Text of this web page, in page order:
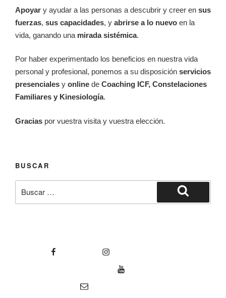
Apoyar y ayudar a las personas a descubrir y creer en sus
fuerzas, sus capacidades, y abrirse a lo nuevo en la
vida, ganando una mirada sistémica.
Por haber experimentado los beneficios en nuestra vida
personal y profesional, ponemos a su disposición servicios
presenciales y online de Coaching ICF, Constelaciones
Familiares y Kinesiología.
Gracias por vuestra visita y vuestra elección.
BUSCAR